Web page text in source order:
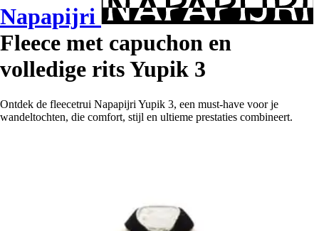
Napapijri
Fleece met capuchon en
volledige rits Yupik 3
Ontdek de fleecetrui Napapijri Yupik 3, een must-have voor je
wandeltochten, die comfort, stijl en ultieme prestaties combineert.